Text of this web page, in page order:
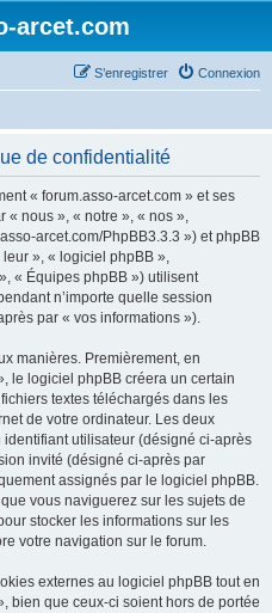
arcet.com
Connexion
S’enregistrer
de confidentialité
« forum.asso-arcet.com » et ses
« nous », « notre », « nos »,
arcet.com/PhpBB3.3.3 ») et phpBB
», « logiciel phpBB »,
« Équipes phpBB ») utilisent
n’importe quelle session
par « vos informations »).
manières. Premièrement, en
le logiciel phpBB créera un certain
textes téléchargés dans les
de votre ordinateur. Les deux
utilisateur (désigné ci-après
invité (désigné ci-après par
assignés par le logiciel phpBB.
vous naviguerez sur les sujets de
stocker les informations sur les
votre navigation sur le forum.
externes au logiciel phpBB tout en
bien que ceux-ci soient hors de portée